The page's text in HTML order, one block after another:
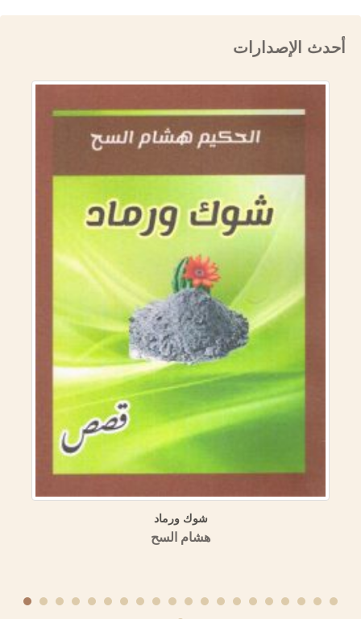
أحدث الإصدارات
شوك ورماد
هشام السح